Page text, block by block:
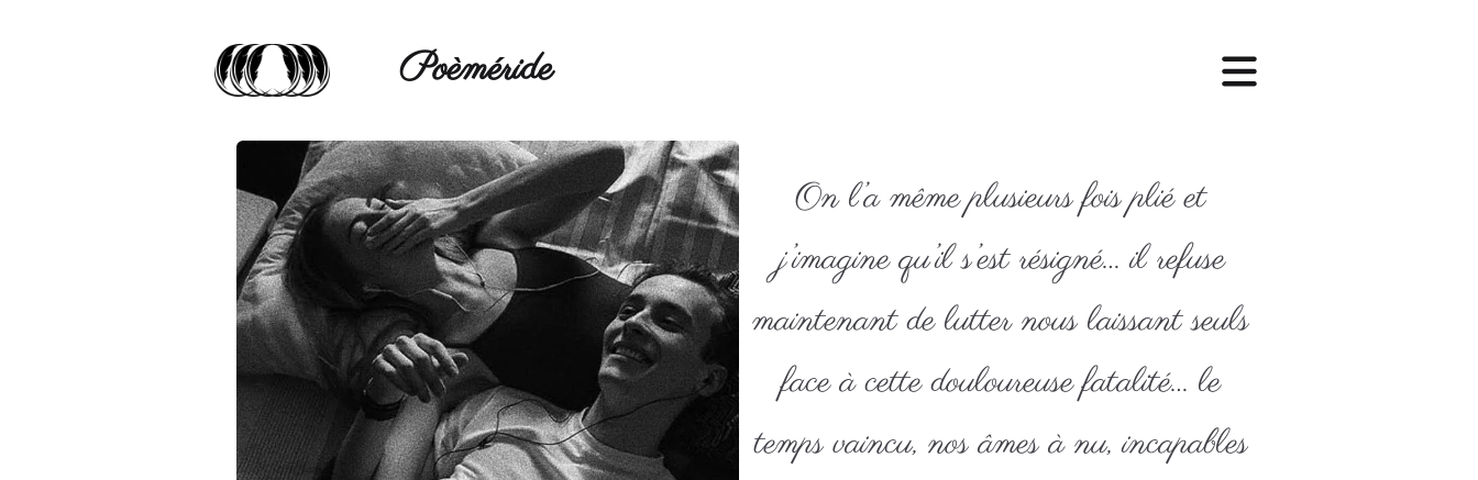
Poèméride
On l’a même plusieurs fois plié et
j’imagine qu’il s’est résigné… il refuse
maintenant de lutter nous laissant seuls
face à cette douloureuse fatalité… le
temps vaincu, nos âmes à nu, incapables